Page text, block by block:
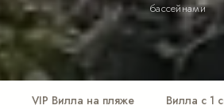
бассейнами
VIP Вилла на пляже Вилла с 1